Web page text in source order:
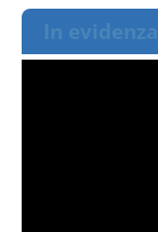
In evidenza